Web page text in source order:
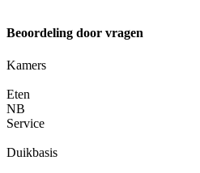
Beoordeling door vragen
Kamers
Eten
NB
Service
Duikbasis